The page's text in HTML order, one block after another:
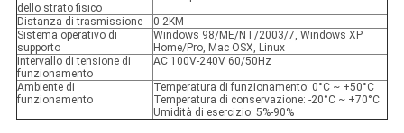
dello strato fisico
Distanza di trasmissione
0-2KM
Sistema operativo di
supporto
Windows 98/ME/NT/2003/7, Windows XP
Home/Pro, Mac OSX, Linux
Intervallo di tensione di
funzionamento
AC 100V-240V 60/50Hz
Ambiente di
funzionamento
Temperatura di funzionamento: 0°C ~ +50°C
Temperatura di conservazione: -20°C ~ +70°C
Umidità di esercizio: 5%-90%